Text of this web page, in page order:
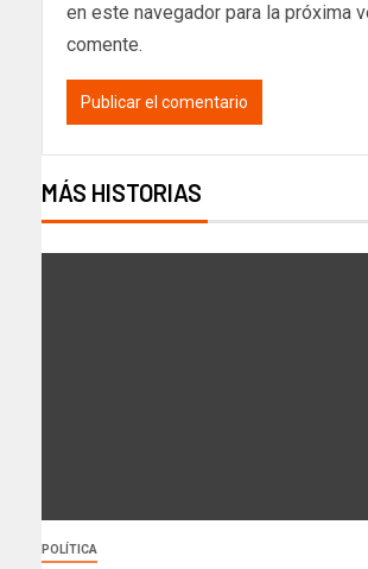
en este navegador para la próxima
comente.
MÁS HISTORIAS
POLÍTICA